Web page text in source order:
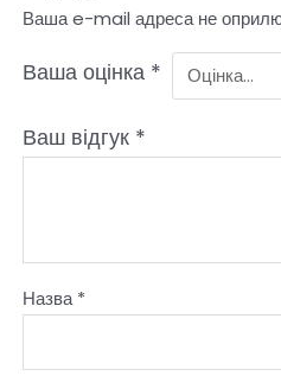
Ваша e-mail адреса не
Ваша оцінка *
Ваш відгук *
Назва*